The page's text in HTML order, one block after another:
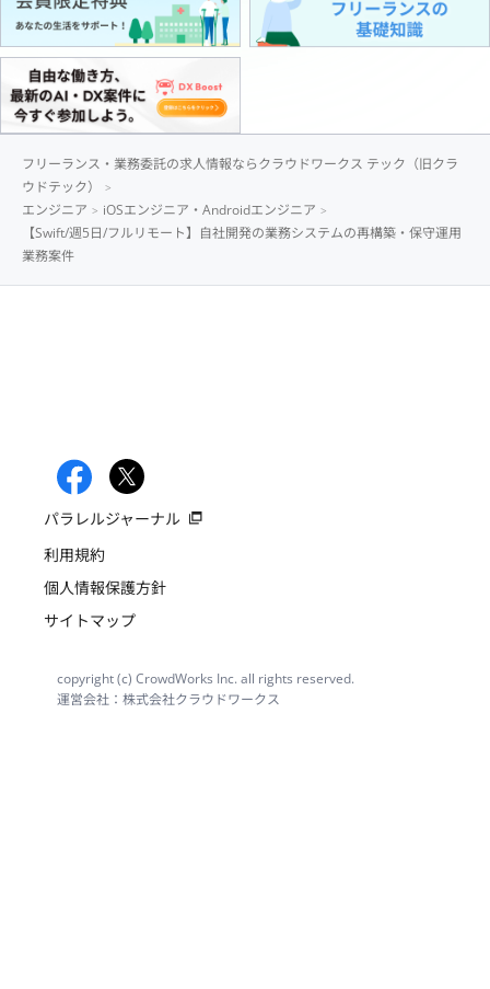
フリーランス・業務委託の求人情報ならクラウドワークス テック（旧クラ
ウドテック）
エンジニア
iOSエンジニア・Androidエンジニア
【Swift/週5日/フルリモート】自社開発の業務システムの再構築・保守運用
業務案件
パラレルジャーナル
利用規約
個人情報保護方針
サイトマップ
copyright (c) CrowdWorks Inc. all rights reserved.
運営会社：株式会社クラウドワークス